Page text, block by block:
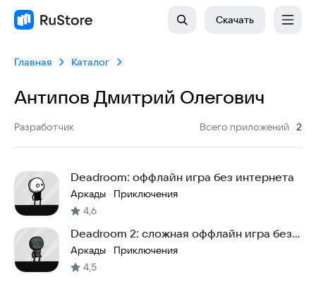
Скачать
Главная Каталог
Антипов Дмитрий Олегович
Разработчик Всего приложений
: 2
Deadroom: оффлайн игра без интернета
Аркады · Приключения
4,6
Deadroom 2: сложная оффлайн игра без
интернета
Аркады · Приключения
4,5